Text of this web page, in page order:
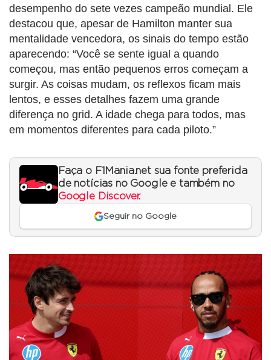
desempenho do sete vezes campeão mundial. Ele
destacou que, apesar de Hamilton manter sua
mentalidade vencedora, os sinais do tempo estão
aparecendo: “Você se sente igual a quando
começou, mas então pequenos erros começam a
surgir. As coisas mudam, os reflexos ficam mais
lentos, e esses detalhes fazem uma grande
diferença no grid. A idade chega para todos, mas
em momentos diferentes para cada piloto.”
Faça o F1Mania.net sua fonte preferida
de notícias no Google e também no
Google Discover.
Seguir no Google